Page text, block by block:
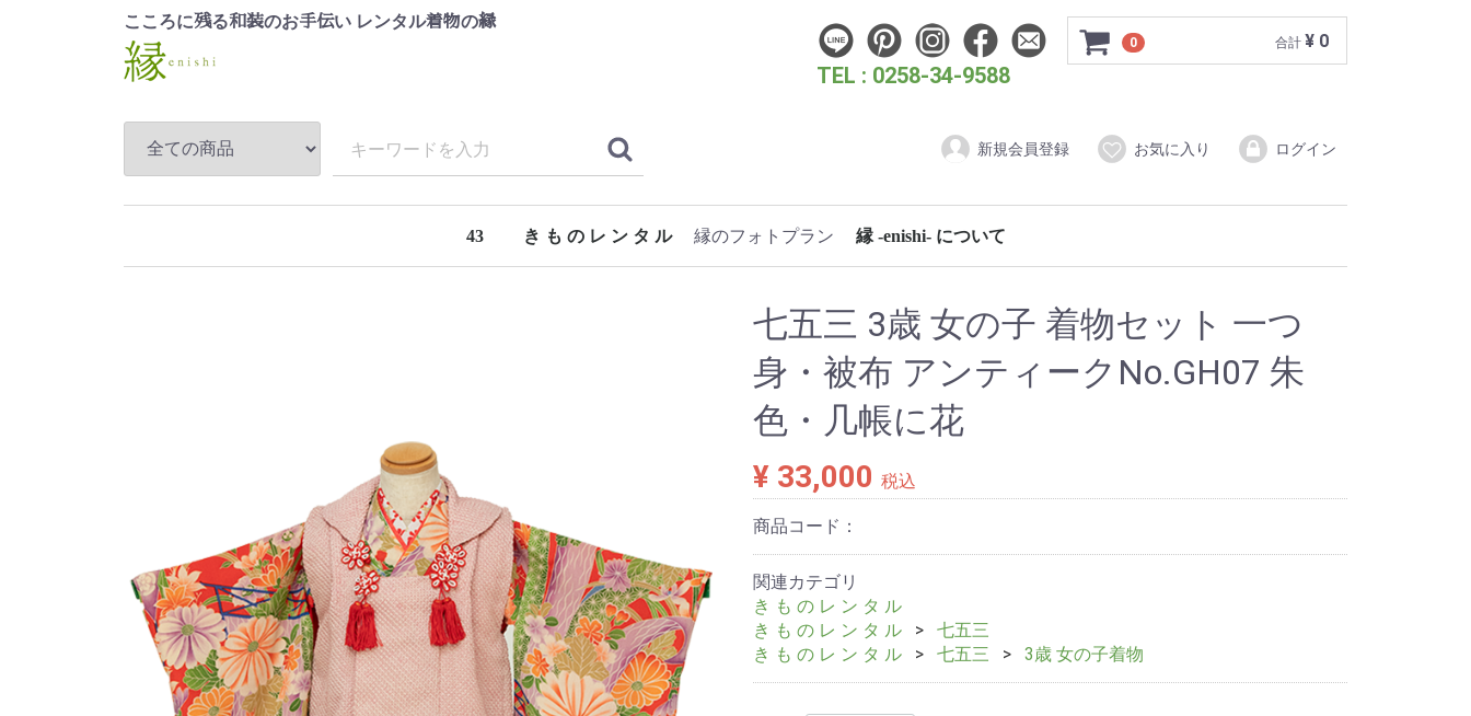
TEL : 0258-34-9588
こころに残る和装のお手伝い レンタル着物の縁
0 合計 ¥ 0
新規会員登録 お気に入り ログイン
43 き も の レ ン タ ル 縁のフォトプラン 縁 -enishi- について
七五三 3歳 女の子 着物セット 一つ
身・被布 アンティークNo.GH07 朱
色・几帳に花
¥ 33,000 税込
商品コード：
関連カテゴリ
き も の レ ン タ ル
き も の レ ン タ ル
七五三
き も の レ ン タ ル
七五三 3歳 女の子着物